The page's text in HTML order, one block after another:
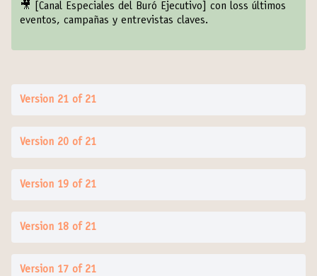
🎥 [Canal Especiales del Buró Ejecutivo ] con loss últimos
eventos, campañas y entrevistas claves.
Version 21 of 21
Version 20 of 21
Version 19 of 21
Version 18 of 21
Version 17 of 21